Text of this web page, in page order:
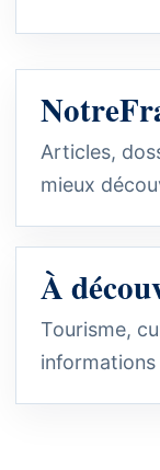
Articles,
mieux
À
Tourisme,
informations